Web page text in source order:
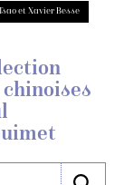
et Xavier Besse